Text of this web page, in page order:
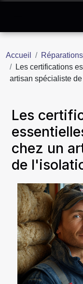
Accueil
Réparations
Les certifications
artisan spécialiste
Les
chez un
de